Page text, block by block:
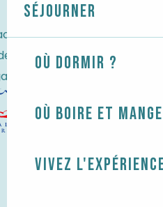
Séjourner
Où dormir ?
Où boire et
Vivez
Pro
séjour